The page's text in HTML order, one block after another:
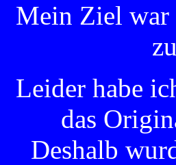
Mein Ziel war
Leider habe
das
Deshalb